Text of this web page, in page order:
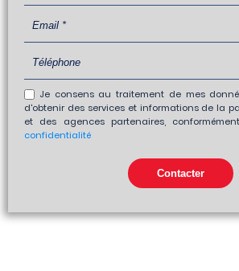
Je consens au traitement de mes
d'obtenir des services et informations de la
et des agences partenaires,
confidentialité